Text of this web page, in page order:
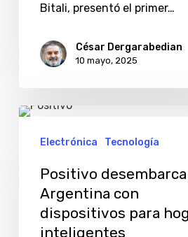
transforma
descanso
Bitali, presentó el primer…
César Dergarabedian
10 mayo, 2025
Positivo
desembarca
Argentina
dispositivos
Electrónica Tecnología
Positivo
Argentina con
dispositivos para
inteligentes